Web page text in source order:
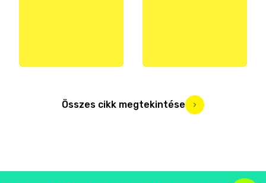
Összes cikk megtekintése